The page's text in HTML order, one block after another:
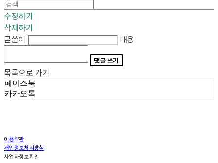
수정하기
삭제하기
글쓴이
내용
댓글 쓰기
목록으로 가기
페이스북
카카오톡
이용약관
개인정보처리방침
사업자정보확인